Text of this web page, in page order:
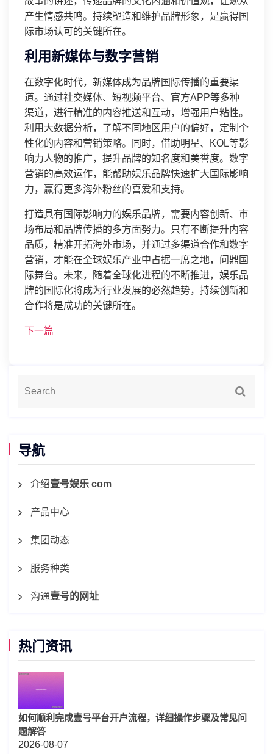
产生情感共鸣。持续塑造和维护品牌形象，是赢得国
际市场认可的关键所在。
利用新媒体与数字营销
在数字化时代，新媒体成为品牌国际传播的重要渠
道。通过社交媒体、短视频平台、官方APP等多种
渠道，进行精准的内容推送和互动，增强用户粘性。
利用大数据分析，了解不同地区用户的偏好，定制个
性化的内容和营销策略。同时，借助明星、KOL等影
响力人物的推广，提升品牌的知名度和美誉度。数字
营销的高效运作，能帮助娱乐品牌快速扩大国际影响
力，赢得更多海外粉丝的喜爱和支持。
打造具有国际影响力的娱乐品牌，需要内容创新、市
场布局和品牌传播的多方面努力。只有不断提升内容
品质，精准开拓海外市场，并通过多渠道合作和数字
营销，才能在全球娱乐产业中占据一席之地，问鼎国
际舞台。未来，随着全球化进程的不断推进，娱乐品
牌的国际化将成为行业发展的必然趋势，持续创新和
合作将是成功的关键所在。
下一篇
导航
介绍壹号娱乐 com
产品中心
集团动态
服务种类
沟通壹号的网址
热门资讯
如何顺利完成壹号平台开户流程，详细操作步骤及常见问
题解答
2026-08-07